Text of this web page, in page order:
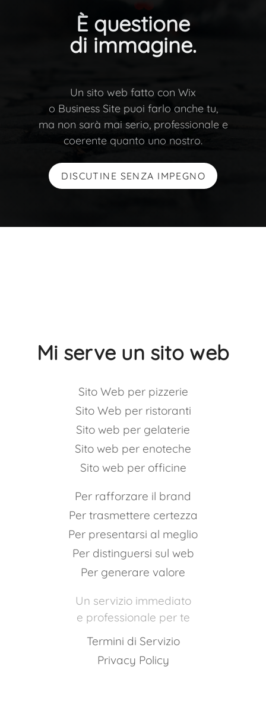
È questione
di immagine.
Un sito web fatto con Wix
o Business Site puoi farlo anche tu,
ma non sarà mai serio, professionale e
coerente quanto uno nostro.
DISCUTINE SENZA IMPEGNO
Mi serve un sito web
Sito Web per pizzerie
Sito Web per ristoranti
Sito web per gelaterie
Sito web per enoteche
Sito web per officine
Per rafforzare il brand
Per trasmettere certezza
Per presentarsi al meglio
Per distinguersi sul web
Per generare valore
Un servizio immediato
e professionale per te
Termini di Servizio
Privacy Policy